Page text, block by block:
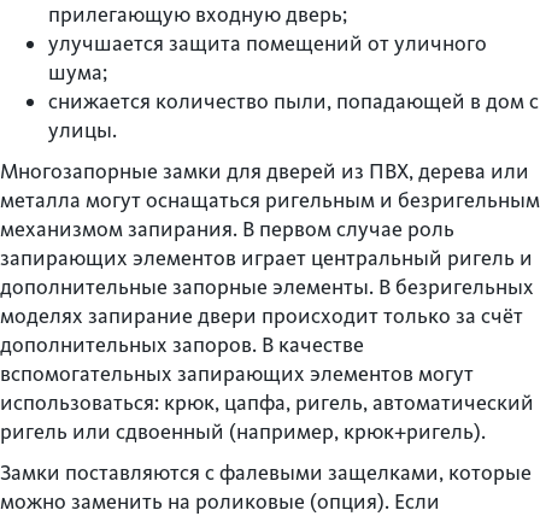
прилегающую входную дверь;
улучшается защита помещений от уличного
шума;
снижается количество пыли, попадающей в дом с
улицы.
Многозапорные замки для дверей из ПВХ, дерева или
металла могут оснащаться ригельным и безригельным
механизмом запирания. В первом случае роль
запирающих элементов играет центральный ригель и
дополнительные запорные элементы. В безригельных
моделях запирание двери происходит только за счёт
дополнительных запоров. В качестве
вспомогательных запирающих элементов могут
использоваться: крюк, цапфа, ригель, автоматический
ригель или сдвоенный (например, крюк+ригель).
Замки поставляются с фалевыми защелками, которые
можно заменить на роликовые (опция). Если